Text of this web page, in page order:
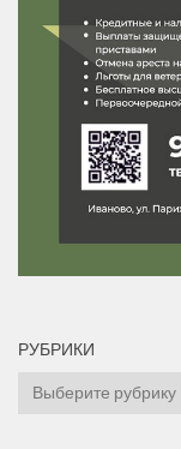
РУБРИКИ
Рубрики